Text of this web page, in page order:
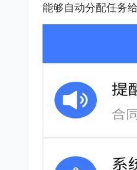
能够自动分配任务